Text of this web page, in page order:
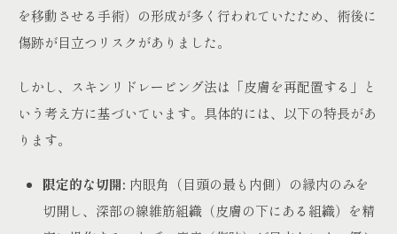
を移動させる手術）の形成が多く行われていたため、術後に
傷跡が目立つリスクがありました。
しかし、スキンリドレーピング法は「皮膚を再配置する」と
いう考え方に基づいています。具体的には、以下の特長があ
ります。
限定的な切開: 内眼角（目頭の最も内側）の縁内のみを
切開し、深部の線維筋組織（皮膚の下にある組織）を精